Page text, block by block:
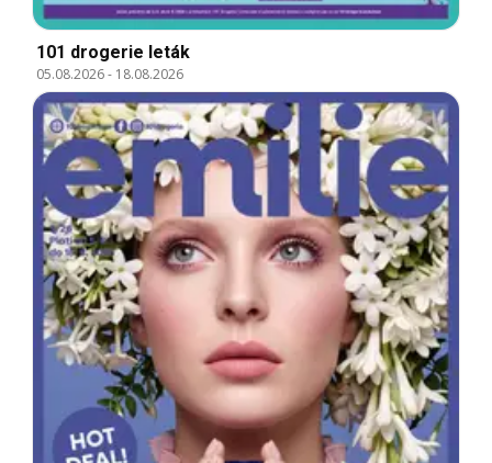
101 drogerie leták
05.08.2026- 18.08.2026